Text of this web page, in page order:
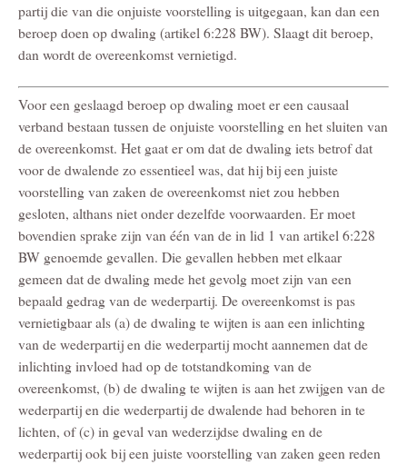
partij die van die onjuiste voorstelling is uitgegaan, kan dan een
beroep doen op dwaling (artikel 6:228 BW). Slaagt dit beroep,
dan wordt de overeenkomst vernietigd.
Voor een geslaagd beroep op dwaling moet er een causaal
verband bestaan tussen de onjuiste voorstelling en het sluiten van
de overeenkomst. Het gaat er om dat de dwaling iets betrof dat
voor de dwalende zo essentieel was, dat hij bij een juiste
voorstelling van zaken de overeenkomst niet zou hebben
gesloten, althans niet onder dezelfde voorwaarden. Er moet
bovendien sprake zijn van één van de in lid 1 van artikel 6:228
BW genoemde gevallen. Die gevallen hebben met elkaar
gemeen dat de dwaling mede het gevolg moet zijn van een
bepaald gedrag van de wederpartij. De overeenkomst is pas
vernietigbaar als (a) de dwaling te wijten is aan een inlichting
van de wederpartij en die wederpartij mocht aannemen dat de
inlichting invloed had op de totstandkoming van de
overeenkomst, (b) de dwaling te wijten is aan het zwijgen van de
wederpartij en die wederpartij de dwalende had behoren in te
lichten, of (c) in geval van wederzijdse dwaling en de
wederpartij ook bij een juiste voorstelling van zaken geen reden